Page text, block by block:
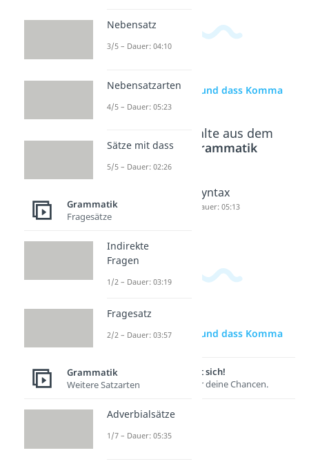
zur Videoseite: und dass Komma
Beliebte Inhalte aus dem
Bereich
Grammatik
Dauer: 05:20
Syntax
Dauer: 05:13
zur Videoseite: und dass Komma
Lernen lohnt sich!
Entdecke hier deine Chancen.
Nebensatz
3/5 – Dauer: 04:10
Nebensatzarten
4/5 – Dauer: 05:23
Sätze mit dass
5/5 – Dauer: 02:26
Grammatik
Fragesätze
Indirekte
Fragen
1/2 – Dauer: 03:19
Fragesatz
2/2 – Dauer: 03:57
Grammatik
Weitere Satzarten
Adverbialsätze
1/7 – Dauer: 05:35